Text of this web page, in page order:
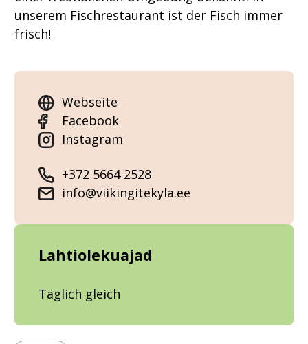
unserem Fischrestaurant ist der Fisch immer
frisch!
Webseite
Facebook
Instagram
+372 5664 2528
info@viikingitekyla.ee
Lahtiolekuajad
Täglich gleich